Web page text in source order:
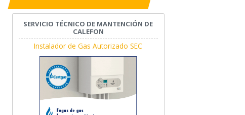
SERVICIO TÉCNICO DE MANTENCIÓN DE
CALEFON
Instalador de Gas Autorizado SEC